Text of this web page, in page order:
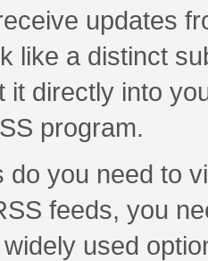
updates
like a distinct
it directly into
program.
do you need to
feeds, you
used